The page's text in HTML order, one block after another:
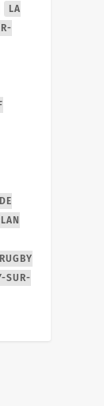
LA
RUGBY
SUR-